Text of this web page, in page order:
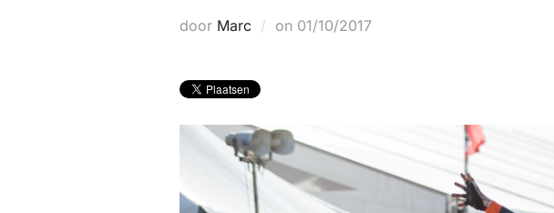
door Marc on Geplaatst
01/10/2017